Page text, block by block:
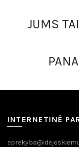
JUMS
INTERNETINĖ